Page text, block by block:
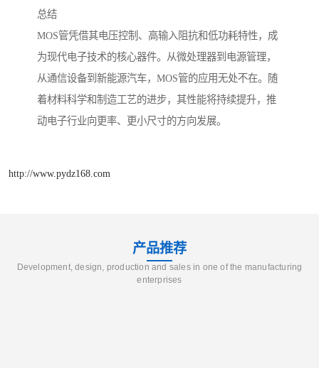
总结
MOS管凭借其电压控制、高输入阻抗和低功耗特性，成
为现代电子技术的核心器件。从微处理器到电源管理，
从通信设备到新能源汽车，MOS管的应用无处不在。随
着材料科学和制造工艺的进步，其性能将持续提升，推
动电子行业向更率、更小尺寸的方向发展。
http://www.pydz168.com
产品推荐
Development, design, production and sales in one of the manufacturing
enterprises